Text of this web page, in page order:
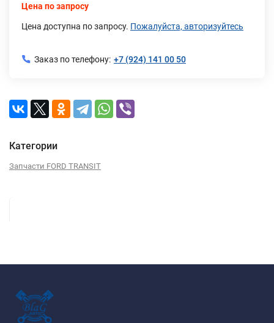
Цена по запросу
Цена доступна по запросу. Пожалуйста, авторизуйтесь
Заказ по телефону: +7 (924) 141 00 50
Категории
Запчасти FORD TRANSIT